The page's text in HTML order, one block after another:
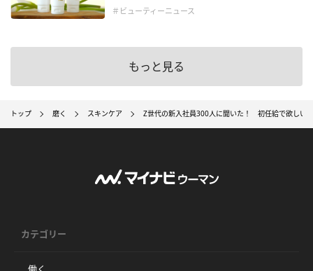
＃ビューティーニュース
もっと見る
トップ 磨く スキンケア Z世代の新入社員300‌人に聞いた！ 初任給で欲しい
カテゴリー